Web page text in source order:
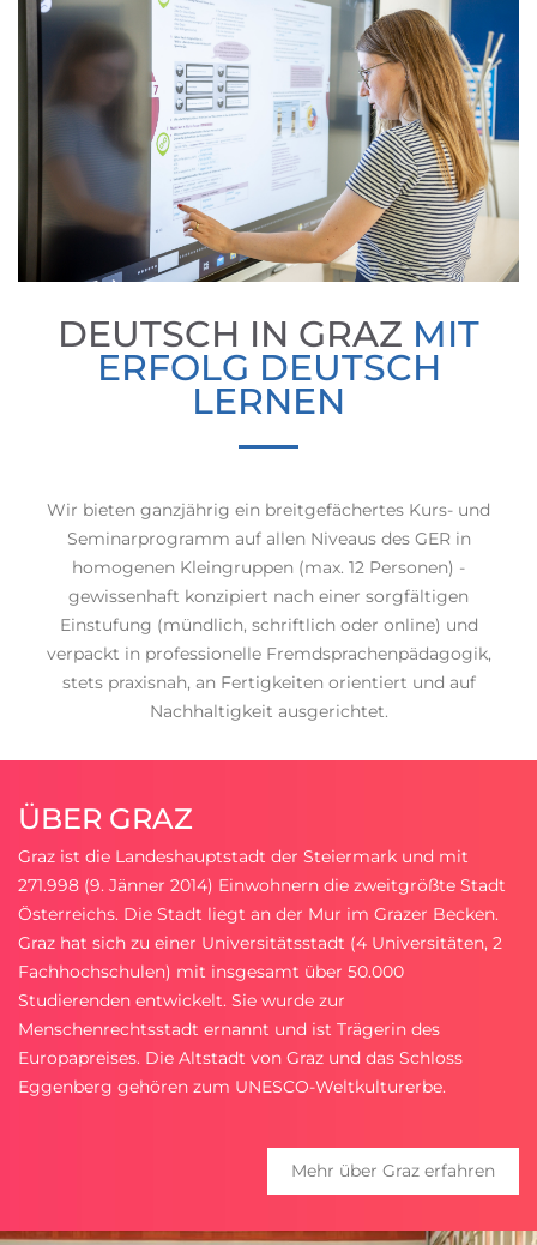
DEUTSCH IN GRAZ MIT
ERFOLG DEUTSCH
LERNEN
Wir bieten ganzjährig ein breitgefächertes Kurs- und
Seminarprogramm auf allen Niveaus des GER in
homogenen Kleingruppen (max. 12 Personen) -
gewissenhaft konzipiert nach einer sorgfältigen
Einstufung (mündlich, schriftlich oder online) und
verpackt in professionelle Fremdsprachenpädagogik,
stets praxisnah, an Fertigkeiten orientiert und auf
Nachhaltigkeit ausgerichtet.
ÜBER GRAZ
Graz ist die Landeshauptstadt der Steiermark und mit
271.998 (9. Jänner 2014) Einwohnern die zweitgrößte Stadt
Österreichs. Die Stadt liegt an der Mur im Grazer Becken.
Graz hat sich zu einer Universitätsstadt (4 Universitäten, 2
Fachhochschulen) mit insgesamt über 50.000
Studierenden entwickelt. Sie wurde zur
Menschenrechtsstadt ernannt und ist Trägerin des
Europapreises. Die Altstadt von Graz und das Schloss
Eggenberg gehören zum UNESCO-Weltkulturerbe.
Mehr über Graz erfahren